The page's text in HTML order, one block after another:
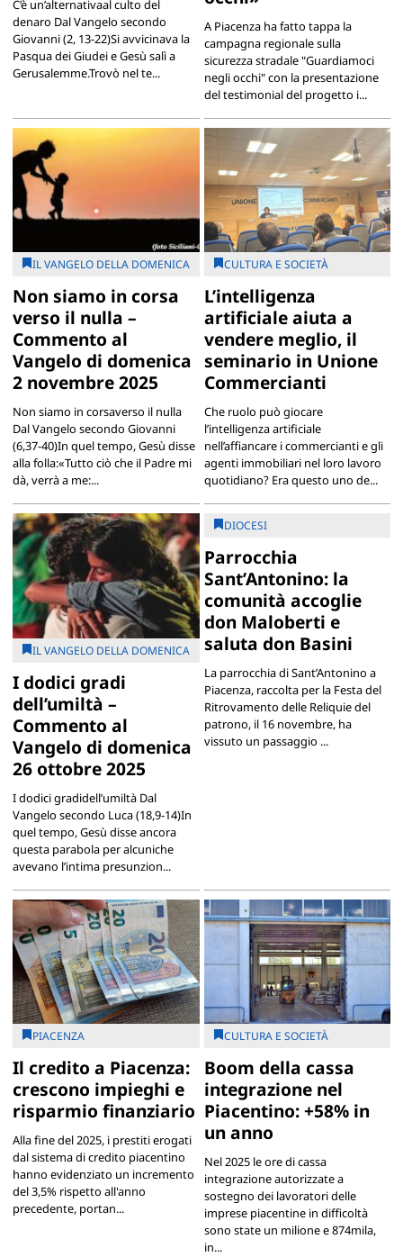
C’è un’alternativaal culto del
denaro Dal Vangelo secondo
Giovanni (2, 13-22)Si avvicinava la
Pasqua dei Giudei e Gesù salì a
Gerusalemme.Trovò nel te...
A Piacenza ha fatto tappa la
campagna regionale sulla
sicurezza stradale "Guardiamoci
negli occhi" con la presentazione
del testimonial del progetto i...
IL VANGELO DELLA DOMENICA
Non siamo in corsa
verso il nulla –
Commento al
Vangelo di domenica
2 novembre 2025
Non siamo in corsaverso il nulla
Dal Vangelo secondo Giovanni
(6,37-40)In quel tempo, Gesù disse
alla folla:«Tutto ciò che il Padre mi
dà, verrà a me:...
CULTURA E SOCIETÀ
L’intelligenza
artificiale aiuta a
vendere meglio, il
seminario in Unione
Commercianti
Che ruolo può giocare
l’intelligenza artificiale
nell’affiancare i commercianti e gli
agenti immobiliari nel loro lavoro
quotidiano? Era questo uno de...
IL VANGELO DELLA DOMENICA
I dodici gradi
dell’umiltà –
Commento al
Vangelo di domenica
26 ottobre 2025
I dodici gradidell’umiltà Dal
Vangelo secondo Luca (18,9-14)In
quel tempo, Gesù disse ancora
questa parabola per alcuniche
avevano l’intima presunzion...
DIOCESI
Parrocchia
Sant’Antonino: la
comunità accoglie
don Maloberti e
saluta don Basini
La parrocchia di Sant’Antonino a
Piacenza, raccolta per la Festa del
Ritrovamento delle Reliquie del
patrono, il 16 novembre, ha
vissuto un passaggio ...
PIACENZA
Il credito a Piacenza:
crescono impieghi e
risparmio finanziario
Alla fine del 2025, i prestiti erogati
dal sistema di credito piacentino
hanno evidenziato un incremento
del 3,5% rispetto all'anno
precedente, portan...
CULTURA E SOCIETÀ
Boom della cassa
integrazione nel
Piacentino: +58% in
un anno
Nel 2025 le ore di cassa
integrazione autorizzate a
sostegno dei lavoratori delle
imprese piacentine in difficoltà
sono state un milione e 874mila,
in...